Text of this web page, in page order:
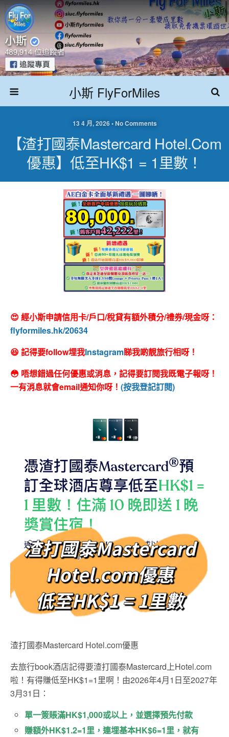
小斯 FlyForMiles
13 4 月, 2026 • No Comments
【渣打國泰Mastercard Hotel.com
優惠】低至HK$1 = 1里數！
😍 經小斯申請信用卡/戶口/稅貸有額外積分/禮券/現金呀：
flyformiles.hk/20634
😆 記得要follow埋我Instagram睇我啲靚旅行相呀！
😳 唔想錯過任何優惠或消息，記得要訂閱我既電子報呀！
一有消息就會email通知你呀！ (按我登記訂閱)
渣打國泰Mastercard Hotel.com優惠
去旅行book酒店記得要渣打國泰Mastercard上Hotel.com
啦！有得賺低至HK$1=1里啊！由2026年4月1日至2027年
3月31日：
單一簽賬滿HK$1,000或以上，並選擇預先付款
賺額外HK$1.2=1里，連埋基本HK$6=1里，就有